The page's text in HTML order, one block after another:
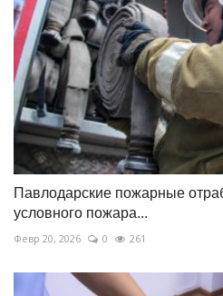
Павлодарские пожарные
условного пожара...
Февр 20, 2026 0 261